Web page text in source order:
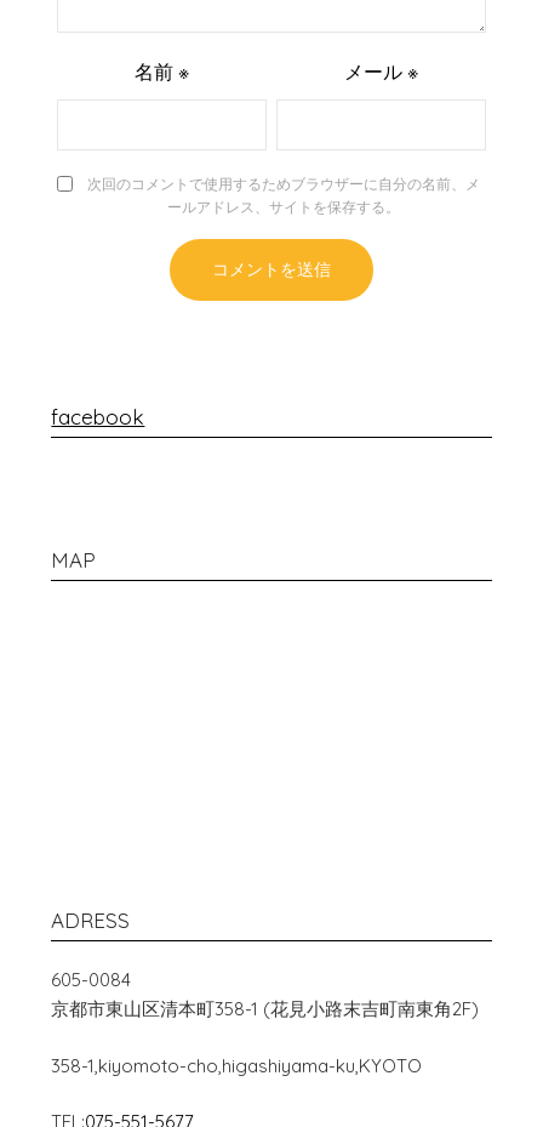
名前※ メール ※
次回のコメントで使用するためブラウザーに自分の名前、メ
ールアドレス、サイトを保存する。
facebook
MAP
ADRESS
605-0084
京都市東山区清本町358-1 (花見小路末吉町南東角2F)
358-1,kiyomoto-cho,higashiyama-ku,KYOTO
TEL:075-551-5677